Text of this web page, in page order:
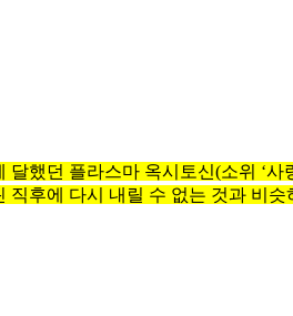
했던 플라스마 옥시토신(소위 ‘사
후에 다시 내릴 수 없는 것과 비슷